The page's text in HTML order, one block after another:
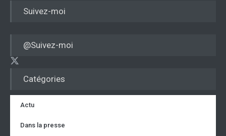
Catégories
Actu
Dans la presse
Suivez-moi
@Suivez-moi